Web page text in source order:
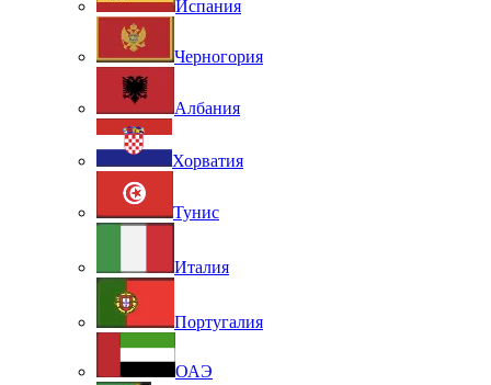
Испания
Черногория
Албания
Хорватия
Тунис
Италия
Португалия
ОАЭ